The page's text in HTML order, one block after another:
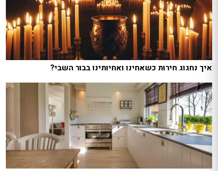
איך נחגוג חירות כשאחינו ואחיותינו בבור השבי?